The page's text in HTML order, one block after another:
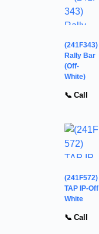
(241F343)
Rally Bar
(Off-
White)
📞 Call
(241F572)
TAP IP-Off
White
📞 Call